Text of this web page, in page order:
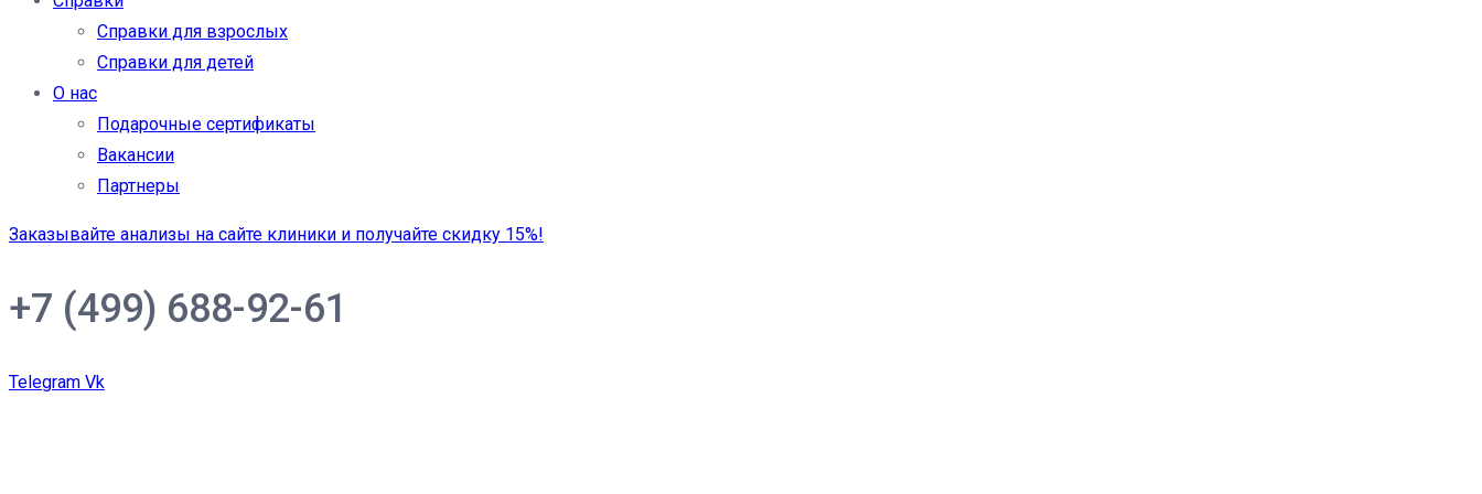
Справки для взрослых
Справки для детей
О нас
Подарочные сертификаты
Вакансии
Партнеры
Заказывайте анализы на сайте клиники и получайте скидку 15%!
+7 (499) 688-92-61
Telegram Vk